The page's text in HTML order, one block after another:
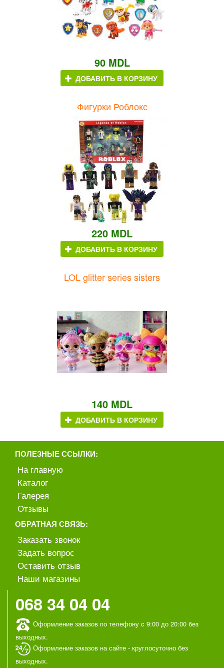
90 MDL
ДОБАВИТЬ В КОРЗИНУ
Фигурки Роблокс
220 MDL
ДОБАВИТЬ В КОРЗИНУ
LOL glitter series sisters
140 MDL
ДОБАВИТЬ В КОРЗИНУ
ПОЛЕЗНЫЕ ССЫЛКИ:
На главную
Каталог
Галерея
Отзывы
ОБРАТНАЯ СВЯЗЬ:
Заказать звонок
Задать вопрос
Оставить отзыв
Наши магазины
068 34 04 04
Оформление заказов по телефону c 9:00 до 20:00 без
выходных.
Оформление заказов на сайте - круглосуточно без
выходных.